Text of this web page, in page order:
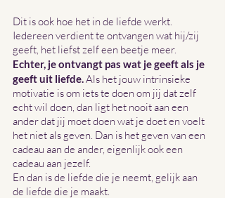
Dit is ook hoe het in de liefde werkt.
Iedereen verdient te ontvangen wat hij/zij
geeft, het liefst zelf een beetje meer.
Echter, je ontvangt pas wat je geeft als je
geeft uit liefde. Als het jouw intrinsieke
motivatie is om iets te doen om jij dat zelf
echt wil doen, dan ligt het nooit aan een
ander dat jij moet doen wat je doet en voelt
het niet als geven. Dan is het geven van een
cadeau aan de ander, eigenlijk ook een
cadeau aan jezelf.
En dan is de liefde die je neemt, gelijk aan
de liefde die je maakt.